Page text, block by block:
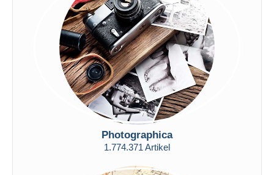
Photographica
1.774.371 Artikel